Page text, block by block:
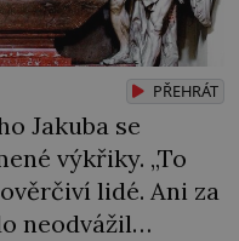
PŘEHRÁT
Jakuba se
výkřiky. „To
lidé. Ani za
neodvážil